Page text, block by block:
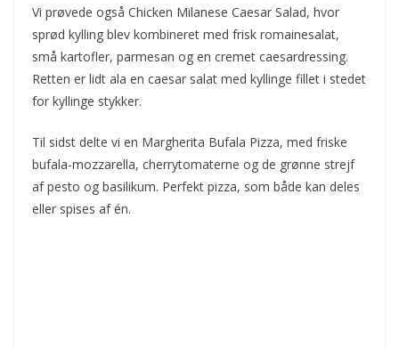
Vi prøvede også Chicken Milanese Caesar Salad, hvor
sprød kylling blev kombineret med frisk romainesalat,
små kartofler, parmesan og en cremet caesardressing.
Retten er lidt ala en caesar salat med kyllinge fillet i stedet
for kyllinge stykker.
Til sidst delte vi en Margherita Bufala Pizza, med friske
bufala-mozzarella, cherrytomaterne og de grønne strejf
af pesto og basilikum. Perfekt pizza, som både kan deles
eller spises af én.